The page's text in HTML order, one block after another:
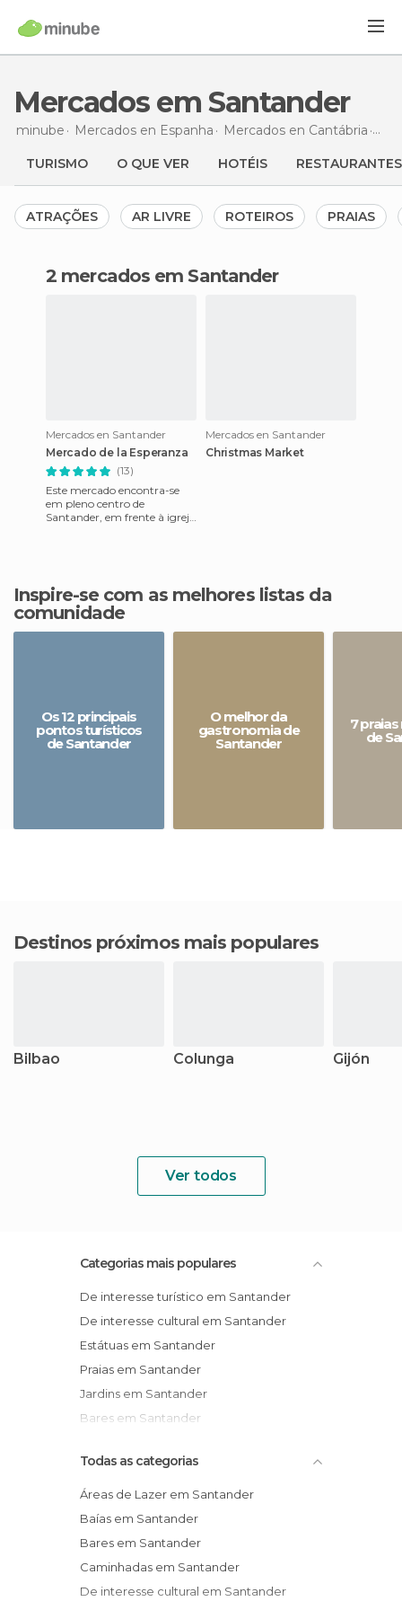
Mercados em Santander
minube Mercados en Espanha Mercados en Cantábria
TURISMO O QUE VER HOTÉIS RESTAURANTES
ATRAÇÕES AR LIVRE ROTEIROS PRAIAS
2 mercados em Santander
Mercados en Santander
Mercado de la Esperanza
(13)
Este mercado encontra-se
em pleno centro de
Santander, em frente à igreja
Mercados en Santander
Christmas Market
Inspire-se com as melhores listas da
comunidade
Os 12 principais
pontos turísticos
de Santander
O melhor da
gastronomia de
Santander
7
de
Destinos próximos mais populares
Bilbao Colunga Gijón
Ver todos
Categorias mais populares
De interesse turístico em Santander
De interesse cultural em Santander
Estátuas em Santander
Praias em Santander
Jardins em Santander
Bares em Santander
Todas as categorias
Áreas de Lazer em Santander
Baías em Santander
Bares em Santander
Caminhadas em Santander
De interesse cultural em Santander